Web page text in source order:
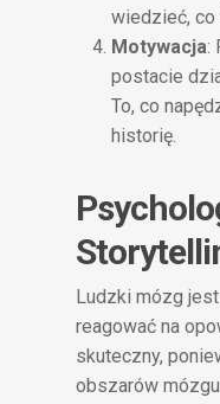
wiedzieć, co
Motywacja:
postacie
To, co
historię.
Ludzki mózg
reagować na
skuteczny,
obszarów